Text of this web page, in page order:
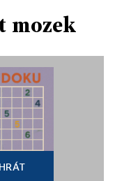
mozek
HRÁT